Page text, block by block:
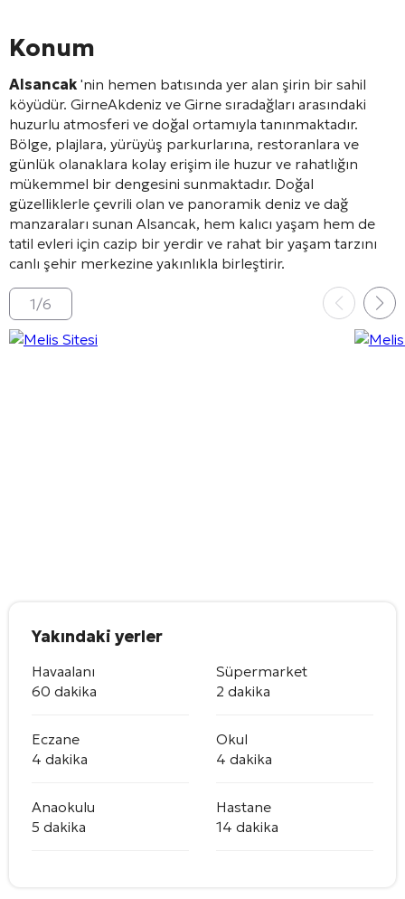
Konum
Alsancak 'nin hemen batısında yer alan şirin bir sahil
köyüdür. GirneAkdeniz ve Girne sıradağları arasındaki
huzurlu atmosferi ve doğal ortamıyla tanınmaktadır.
Bölge, plajlara, yürüyüş parkurlarına, restoranlara ve
günlük olanaklara kolay erişim ile huzur ve rahatlığın
mükemmel bir dengesini sunmaktadır. Doğal
güzelliklerle çevrili olan ve panoramik deniz ve dağ
manzaraları sunan Alsancak, hem kalıcı yaşam hem de
tatil evleri için cazip bir yerdir ve rahat bir yaşam tarzını
canlı şehir merkezine yakınlıkla birleştirir.
1/6
Yakındaki yerler
Havaalanı
60 dakika
Süpermarket
2 dakika
Eczane
4 dakika
Okul
4 dakika
Anaokulu
5 dakika
Hastane
14 dakika